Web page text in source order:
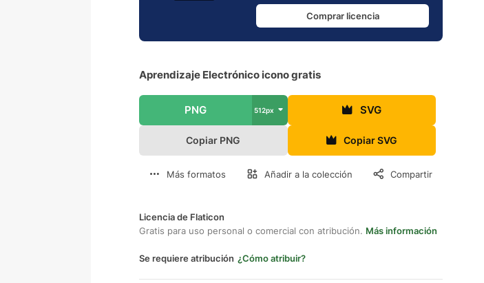
Comprar licencia
Aprendizaje Electrónico icono gratis
PNG 512px SVG
Copiar PNG Copiar SVG
Más formatos Añadir a la colección Compartir
Licencia de Flaticon
Gratis para uso personal o comercial con atribución. Más información
Se requiere atribución ¿Cómo atribuir?